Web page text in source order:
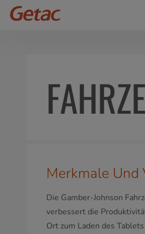
Merkmale Und
Die Gamber-Johnson
verbessert die
Ort zum Laden des